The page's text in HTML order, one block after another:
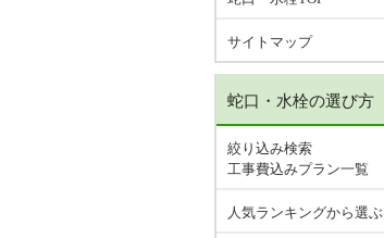
サイトマップ
蛇口・水栓の選び方
絞り込み検索
工事費込みプラン一覧
人気ランキングから選ぶ